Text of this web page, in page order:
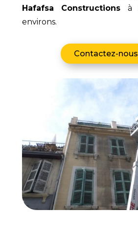
Hafafsa Constructions à
environs.
Contactez-nous